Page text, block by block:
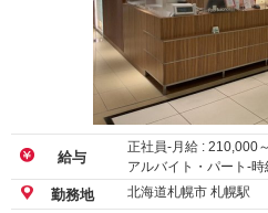
給与
正社員-月給 : 210,000～
アルバイト・パート-時
勤務地 北海道札幌市 札幌駅